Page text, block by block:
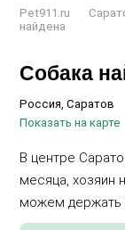
Pet911.ru
найдена
Собака
Россия, Саратов
Показать на карте
В центре
месяца, хозяин
можем держать